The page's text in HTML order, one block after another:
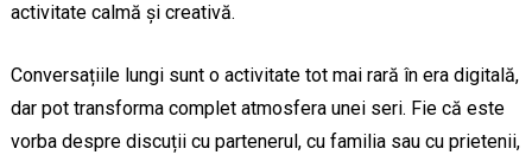
activitate calmă și creativă.
Conversațiile lungi sunt o activitate tot mai rară în era digitală,
dar pot transforma complet atmosfera unei seri. Fie că este
vorba despre discuții cu partenerul, cu familia sau cu prietenii,